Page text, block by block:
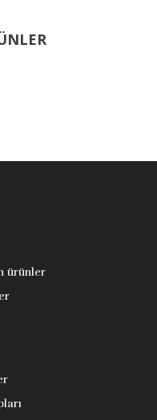
ürünler